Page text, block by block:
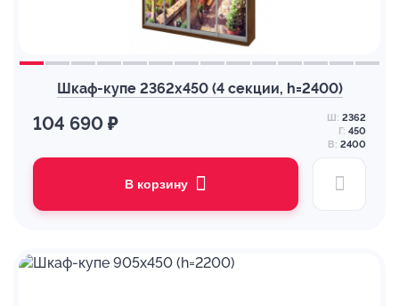
Шкаф-купе 2362х450 (4 секции, h=2400)
104 690 ₽ Ш: 2362
Г: 450
В: 2400
В корзину